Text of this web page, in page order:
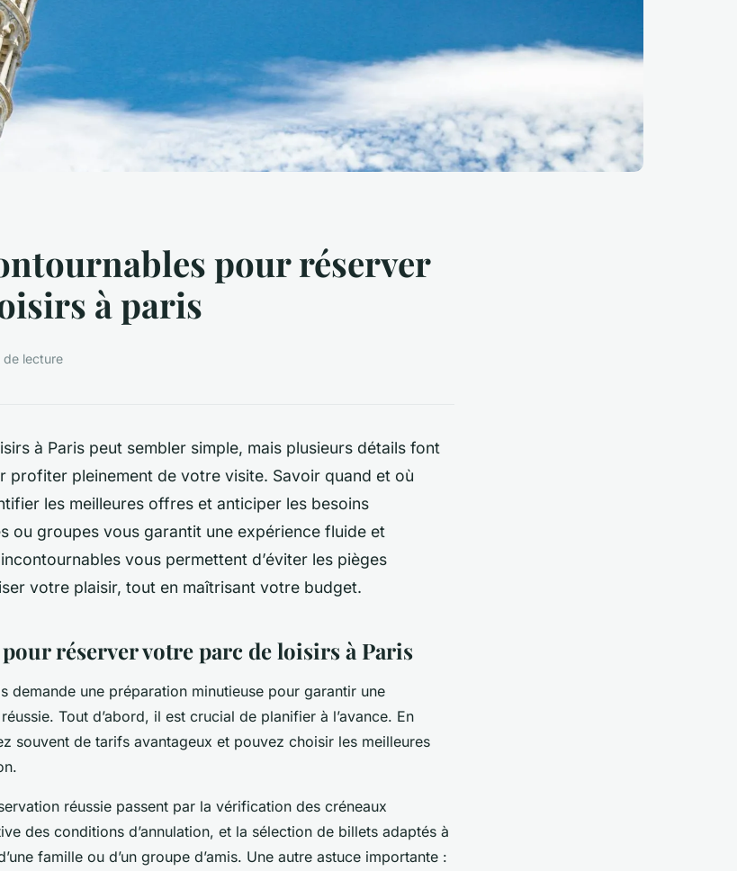
pour réserver
à paris
de lecture
à Paris peut sembler simple, mais plusieurs détails font
profiter pleinement de votre visite. Savoir quand et où
les meilleures offres et anticiper les besoins
ou groupes vous garantit une expérience fluide et
vous permettent d’éviter les pièges
votre plaisir, tout en maîtrisant votre budget.
réserver votre parc de loisirs à Paris
demande une préparation minutieuse pour garantir une
Tout d’abord, il est crucial de planifier à l’avance. En
souvent de tarifs avantageux et pouvez choisir les meilleures
réussie passent par la vérification des créneaux
des conditions d’annulation, et la sélection de billets adaptés à
famille ou d’un groupe d’amis. Une autre astuce importante :